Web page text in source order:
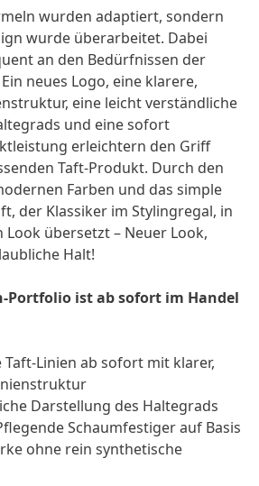
wurden adaptiert, sondern
wurde überarbeitet. Dabei
an den Bedürfnissen der
neues Logo, eine klarere,
eine leicht verständliche
und eine sofort
erleichtern den Griff
Taft-Produkt. Durch den
Farben und das simple
der Klassiker im Stylingregal, in
Look übersetzt – Neuer Look,
Halt!
Portfolio ist ab sofort im Handel
Taft-Linien ab sofort mit klarer,
Darstellung des Haltegrads
Schaumfestiger auf Basis
ohne rein synthetische